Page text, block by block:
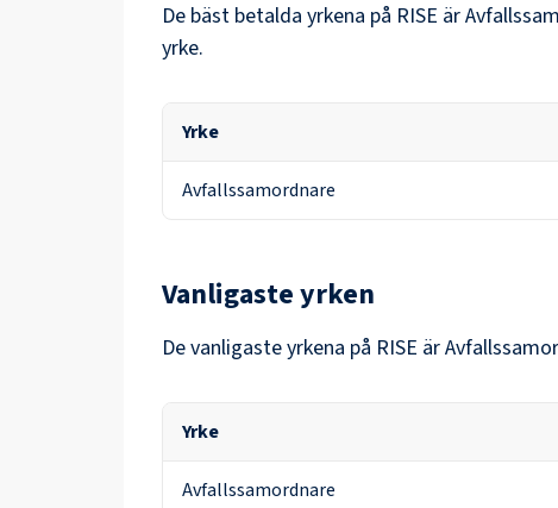
De bäst betalda yrkena på RISE är
yrke.
Yrke
Avfallssamordnare
Vanligaste yrken
De vanligaste yrkena på RISE är
Yrke
Avfallssamordnare